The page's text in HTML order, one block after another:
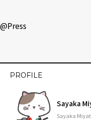
@Press
PROFILE
Sayaka
Sayaka